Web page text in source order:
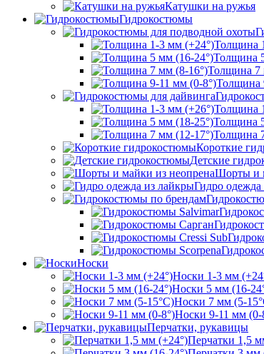
Катушки на ружья
Гидрокостюмы
Толщина
Толщина
Толщина 7
Толщина
Толщина
Толщина
Толщина
Короткие
Детские
Шорты и
Гидро
Носки
Носки 1-3 мм
Носки 5 мм (16-
Носки 7 мм (5-
Носки 9-11 мм (0-
Перчатки, рукавицы
Перчатки 1,5